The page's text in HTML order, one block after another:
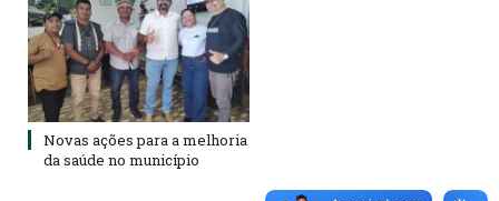
Novas ações para a melhoria
da saúde no município